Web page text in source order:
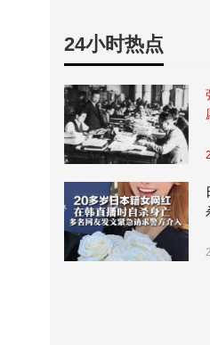
24小时热点